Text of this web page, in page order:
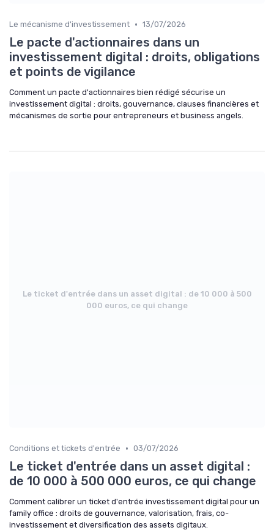
Le mécanisme d'investissement • 13/07/2026
Le pacte d'actionnaires dans un
investissement digital : droits, obligations
et points de vigilance
Comment un pacte d'actionnaires bien rédigé sécurise un
investissement digital : droits, gouvernance, clauses financières et
mécanismes de sortie pour entrepreneurs et business angels.
Le ticket d'entrée dans un asset digital : de 10 000 à 500
000 euros, ce qui change
Conditions et tickets d'entrée • 03/07/2026
Le ticket d'entrée dans un asset digital :
de 10 000 à 500 000 euros, ce qui change
Comment calibrer un ticket d'entrée investissement digital pour un
family office : droits de gouvernance, valorisation, frais, co-
investissement et diversification des assets digitaux.